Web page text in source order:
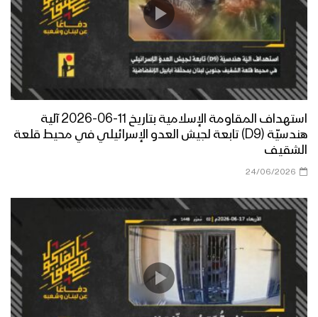
استهداف المقاومة الإسلامية بتاريخ 11-06-2026 آلية
هندسيّة (D9) تابعة لجيش العدو الإسرائيلي في محيط قلعة
الشقيف
24/06/2026